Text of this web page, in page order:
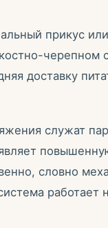
прикус
черепном
доставку
служат
словно
работает